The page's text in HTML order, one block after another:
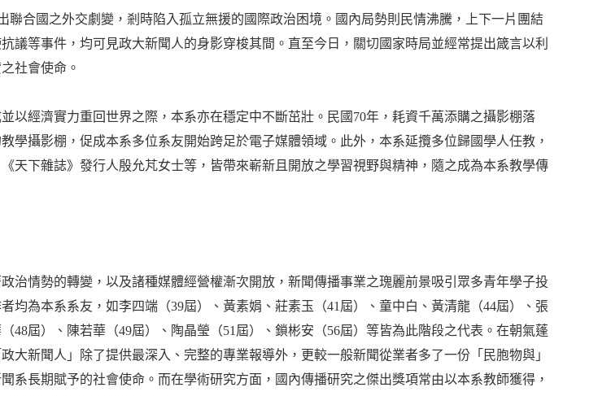
聯合國之外交劇變，剎時陷入孤立無援的國際政治困境。國內局勢則民情沸騰，上下一片團結
議等事件，均可見政大新聞人的身影穿梭其間。直至今日，關切國家時局並經常提出箴言以利
社會使命。
經濟實力重回世界之際，本系亦在穩定中不斷茁壯。民國70年，耗資千萬添購之攝影棚落
學攝影棚，促成本系多位系友開始跨足於電子媒體領域。此外，本系延攬多位歸國學人任教，
天下雜誌》發行人殷允芃女士等，皆帶來嶄新且開放之學習視野與精神，隨之成為本系教學傳
情勢的轉變，以及諸種媒體經營權漸次開放，新聞傳播事業之瑰麗前景吸引眾多青年學子投
均為本系系友，如李四端（39屆）、黃素娟、莊素玉（41屆）、童中白、黃清龍（44屆）、張
48屆）、陳若華（49屆）、陶晶瑩（51屆）、鎖彬安（56屆）等皆為此階段之代表。在朝氣蓬
大新聞人」除了提供最深入、完整的專業報導外，更較一般新聞從業者多了一份「民胞物與」
系長期賦予的社會使命。而在學術研究方面，國內傳播研究之傑出獎項常由以本系教師獲得，